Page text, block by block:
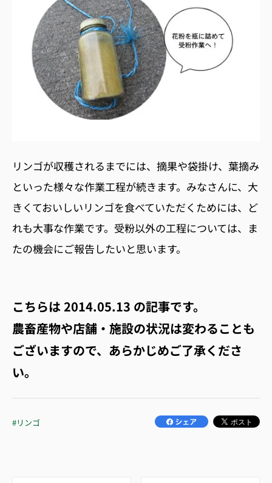
リンゴが収穫されるまでには、摘果や袋掛け、葉摘み
といった様々な作業工程が続きます。みなさんに、大
きくておいしいリンゴを食べていただくためには、ど
れも大事な作業です。受粉以外の工程については、ま
たの機会にご報告したいと思います。
こちらは2014.05.13 の記事です。
農畜産物や店舗・施設の状況は変わることも
ございますので、あらかじめご了承くださ
い。
#リンゴ